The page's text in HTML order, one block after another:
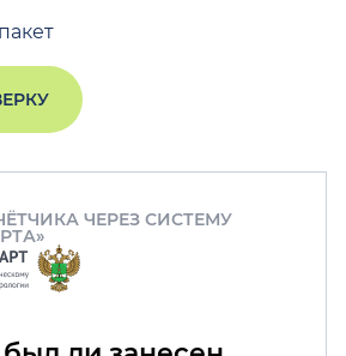
ЧЕРЕЗ СИСТЕМУ